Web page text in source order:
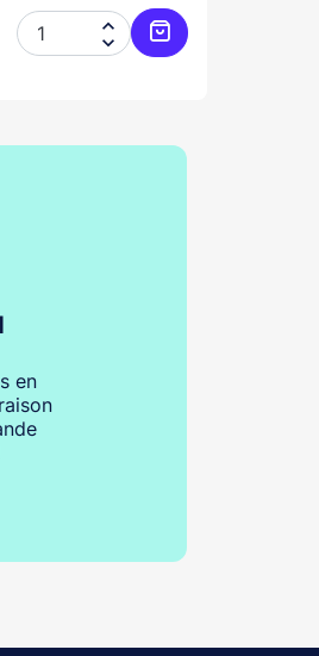


Ajouter au panier
en